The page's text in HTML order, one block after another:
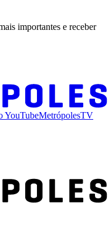
importantes e receber
YouTubeMetrópolesTV